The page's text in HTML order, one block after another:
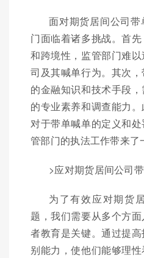
面对期货居间公司
门面临着诸多挑战。首
和跨境性，监管部门难
司及其喊单行为。其次
的金融知识和技术手段
的专业素养和调查能力
对于带单喊单的定义和
管部门的执法工作带来了
>应对期货居间公司
为了有效应对期货
题，我们需要从多个方
者教育是关键。通过提
别能力，使他们能够理